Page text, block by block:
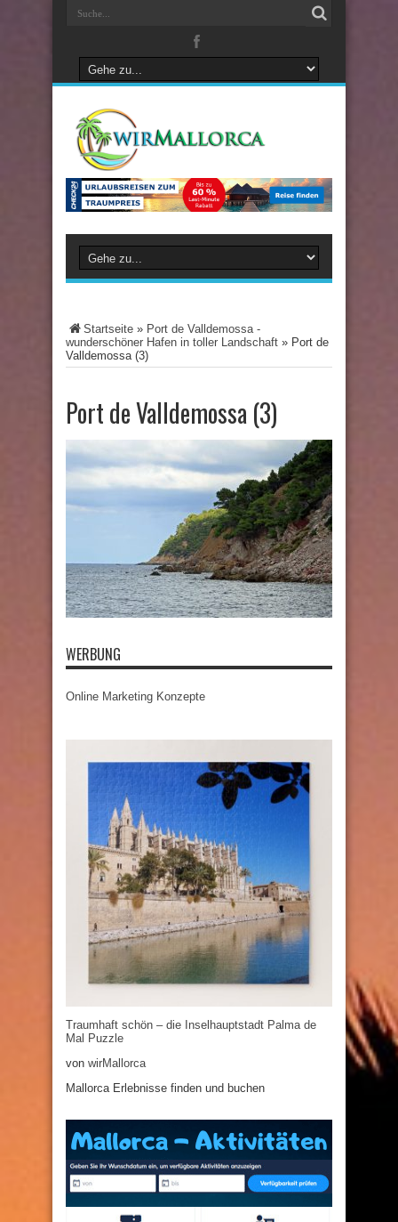
Startseite » Port de Valldemossa -
wunderschöner Hafen in toller Landschaft » Port de
Valldemossa (3)
Port de Valldemossa (3)
WERBUNG
Online Marketing Konzepte
Traumhaft schön – die Inselhauptstadt Palma de
Mal Puzzle
von wirMallorca
Mallorca Erlebnisse finden und buchen